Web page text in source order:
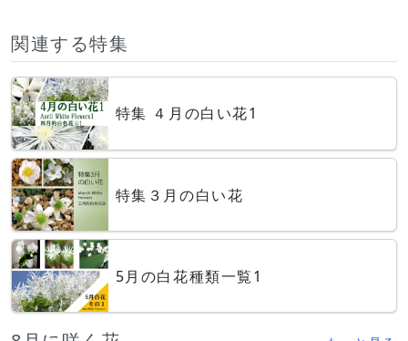
関連する特集
特集 ４月の白い花1
特集３月の白い花
5月の白花種類一覧1